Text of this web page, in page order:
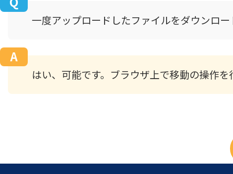
一度アップロードしたファイルをダウンロ
はい、可能です。ブラウザ上で移動の操作を